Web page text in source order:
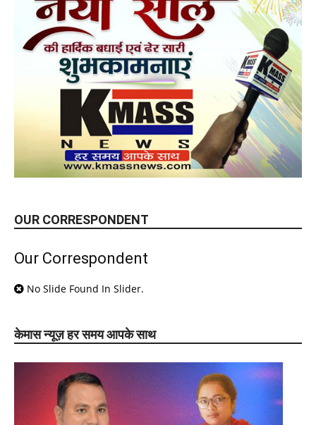
OUR CORRESPONDENT
Our Correspondent
No Slide Found In Slider.
केमास न्यूज़ हर समय आपके साथ